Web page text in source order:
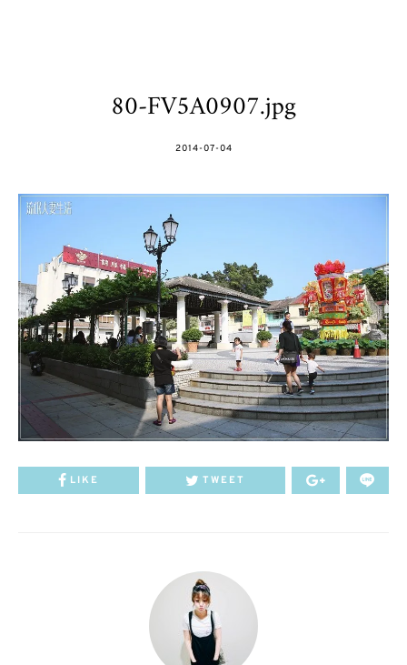
80-FV5A0907.jpg
POSTED
2014-07-04
LIKE TWEET